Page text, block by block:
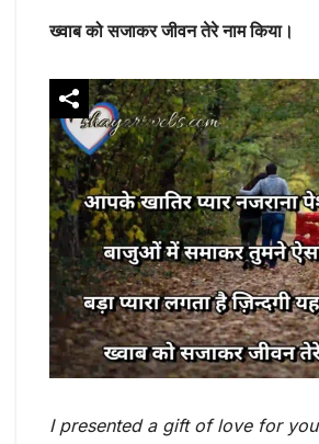
ख्वाब को सजाकर जीवन तेरे नाम किया।
I presented a gift of love for you